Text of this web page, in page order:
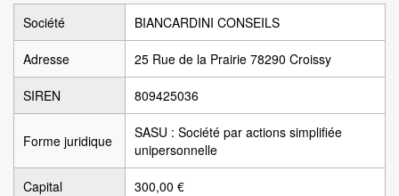
Société BIANCARDINI CONSEILS
Adresse 25 Rue de la Prairie 78290 Croissy
SIREN 809425036
Forme juridique
SASU : Société par actions simplifiée
unipersonnelle
Capital 300,00 €